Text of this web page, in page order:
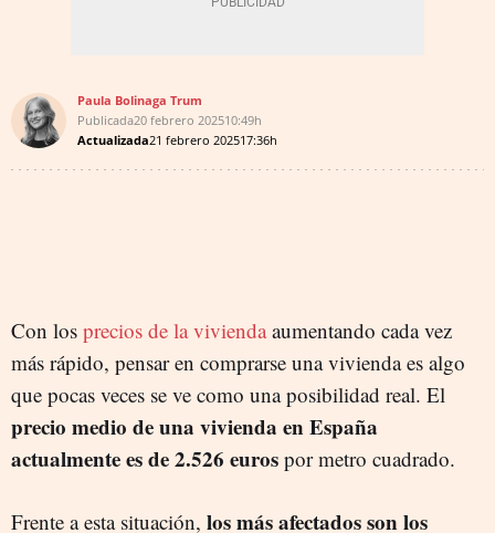
Paula Bolinaga Trum
Publicada20 febrero 202510:49h
Actualizada21 febrero 202517:36h
Con los precios de la viviendaaumentando cada vez
más rápido, pensar en comprarse una vivienda es algo
que pocas veces se ve como una posibilidad real. El
precio medio de una vivienda en España
actualmente es de 2.526 euros por metro cuadrado.
Frente a esta situación, los más afectados son los